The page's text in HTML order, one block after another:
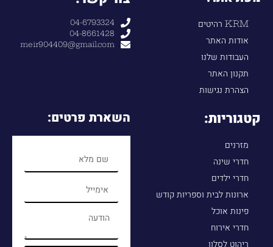
KRM רהיטים
אודות האתר
העבודות שלנו
תקנון האתר
הצהרת נגישות
04-6793324
04-8661428
meir904409@gmail.com
קטגוריות:
מזרנים
חדרי שינה
חדרי ילדים
ארונות לבית וספריות קודש
פינות אוכל
חדרי אירוח
ריהוט לסלון
השארת פרטים: